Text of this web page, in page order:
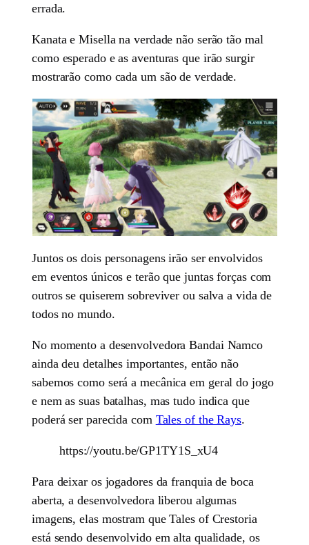
errada.
Kanata e Misella na verdade não serão tão mal
como esperado e as aventuras que irão surgir
mostrarão como cada um são de verdade.
Juntos os dois personagens irão ser envolvidos
em eventos únicos e terão que juntas forças com
outros se quiserem sobreviver ou salva a vida de
todos no mundo.
No momento a desenvolvedora Bandai Namco
ainda deu detalhes importantes, então não
sabemos como será a mecânica em geral do jogo
e nem as suas batalhas, mas tudo indica que
poderá ser parecida com Tales of the Rays.
https://youtu.be/GP1TY1S_xU4
Para deixar os jogadores da franquia de boca
aberta, a desenvolvedora liberou algumas
imagens, elas mostram que Tales of Crestoria
está sendo desenvolvido em alta qualidade, os